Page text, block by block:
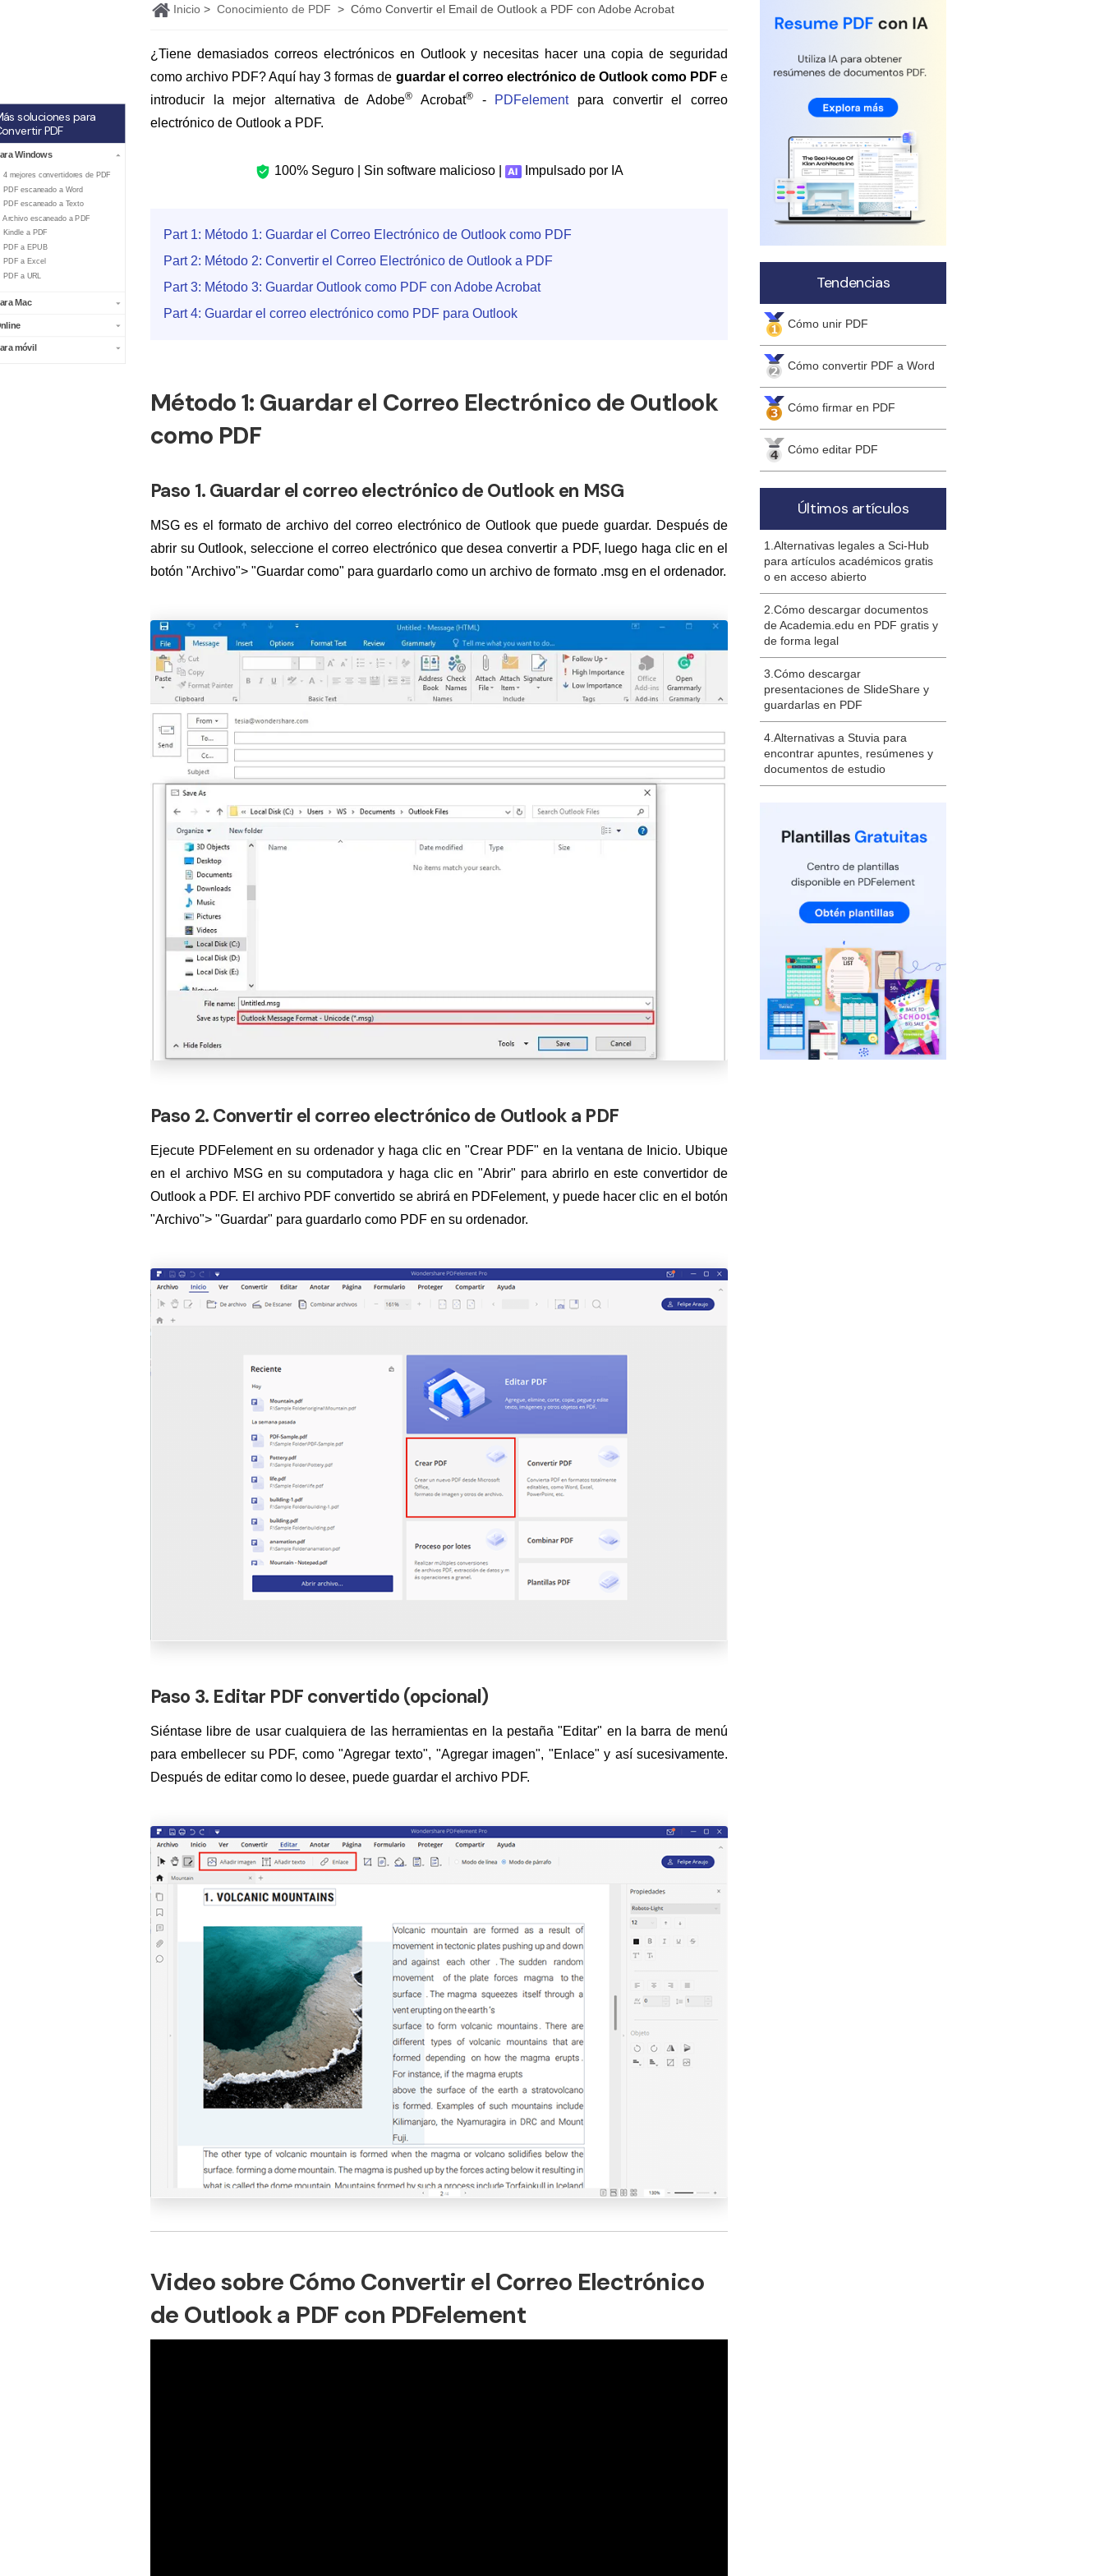
Actualizar a PDFelement V12.
Inicio > Conocimiento de PDF > Cómo Convertir el Email de Outlook a PDF con Adobe Acrobat
¿Tiene demasiados correos electrónicos en Outlook y necesitas hacer una copia de seguridad
como archivo PDF? Aquí hay 3 formas de guardar el correo electrónico de Outlook como PDF e
introducir la mejor alternativa de Adobe® Acrobat® - PDFelementpara convertir el correo
electrónico de Outlook a PDF.
100% Seguro | Sin software malicioso | Impulsado por IA
Part 1: Método 1: Guardar el Correo Electrónico de Outlook como PDF
Part 2: Método 2: Convertir el Correo Electrónico de Outlook a PDF
Part 3: Método 3: Guardar Outlook como PDF con Adobe Acrobat
Part 4: Guardar el correo electrónico como PDF para Outlook
Método 1: Guardar el Correo Electrónico de Outlook
como PDF
Paso 1. Guardar el correo electrónico de Outlook en MSG
MSG es el formato de archivo del correo electrónico de Outlook que puede guardar. Después de
abrir su Outlook, seleccione el correo electrónico que desea convertir a PDF, luego haga clic en el
botón "Archivo"> "Guardar como" para guardarlo como un archivo de formato .msg en el ordenador.
Paso 2. Convertir el correo electrónico de Outlook a PDF
Ejecute PDFelement en su ordenador y haga clic en "Crear PDF" en la ventana de Inicio. Ubique
en el archivo MSG en su computadora y haga clic en "Abrir" para abrirlo en este convertidor de
Outlook a PDF. El archivo PDF convertido se abrirá en PDFelement, y puede hacer clic en el botón
"Archivo"> "Guardar" para guardarlo como PDF en su ordenador.
Paso 3. Editar PDF convertido (opcional)
Siéntase libre de usar cualquiera de las herramientas en la pestaña "Editar" en la barra de menú
para embellecer su PDF, como "Agregar texto", "Agregar imagen", "Enlace" y así sucesivamente.
Después de editar como lo desee, puede guardar el archivo PDF.
Video sobre Cómo Convertir el Correo Electrónico
de Outlook a PDF con PDFelement
Tendencias
Cómo unir PDF
Cómo convertir PDF a Word
Cómo firmar en PDF
Cómo editar PDF
Últimos artículos
1.Alternativas legales a Sci-Hub
para artículos académicos gratis
o en acceso abierto
2.Cómo descargar documentos
de Academia.edu en PDF gratis y
de forma legal
3.Cómo descargar
presentaciones de SlideShare y
guardarlas en PDF
4.Alternativas a Stuvia para
encontrar apuntes, resúmenes y
documentos de estudio
soluciones para
PDF
Windows
4 mejores convertidores de PDF
PDF escaneado a Word
PDF escaneado a Texto
Archivo escaneado a PDF
Kindle a PDF
PDF a EPUB
PDF a Excel
PDF a URL
Mac
móvil